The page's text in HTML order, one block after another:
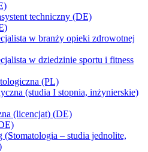
techniczny (DE)
w branży opieki zdrowotnej
w dziedzinie sportu i fitness
(PL)
(studia I stopnia, inżynierskie)
(licencjat) (DE)
(Stomatologia – studia jednolite,